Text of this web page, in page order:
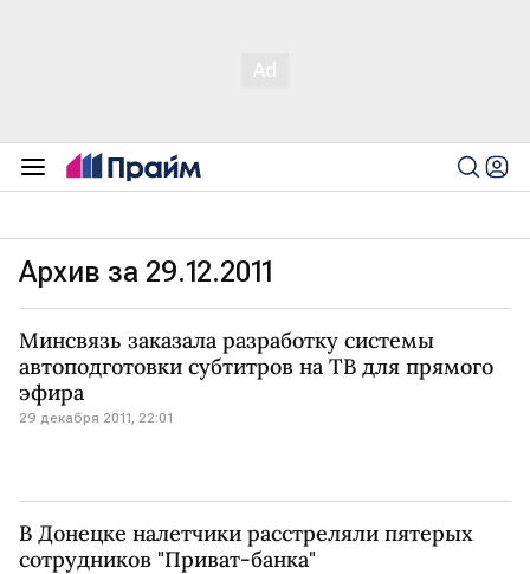
Архив за 29.12.2011
Минсвязь заказала разработку системы
автоподготовки субтитров на ТВ для прямого
эфира
29 декабря 2011, 22:01
В Донецке налетчики расстреляли пятерых
сотрудников "Приват-банка"